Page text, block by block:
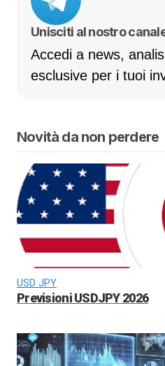
Unisciti al nostro
Accedi a news,
esclusive per i tuoi
Novità da non perdere
USD JPY
Previsioni USDJPY 2026